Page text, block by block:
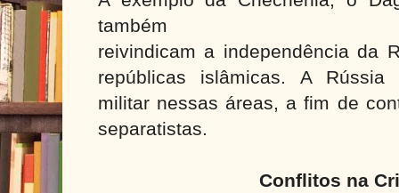
também
reivindicam a independência da
repúblicas islâmicas. A Rússia
militar nessas áreas, a fim de
separatistas.
Conflitos na